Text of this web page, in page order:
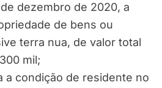
dezembro de 2020, a
de bens ou
terra nua, de valor total
mil;
a condição de residente no